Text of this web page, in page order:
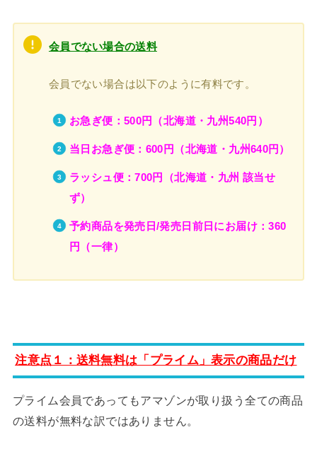
会員でない場合の送料
会員でない場合は以下のように有料です。
お急ぎ便：500円（北海道・九州540円）
当日お急ぎ便：600円（北海道・九州640円）
ラッシュ便：700円（北海道・九州 該当せ
ず）
予約商品を発売日/発売日前日にお届け：360
円（一律）
注意点１：送料無料は「プライム」表示の商品だけ
プライム会員であってもアマゾンが取り扱う全ての商品
の送料が無料な訳ではありません。